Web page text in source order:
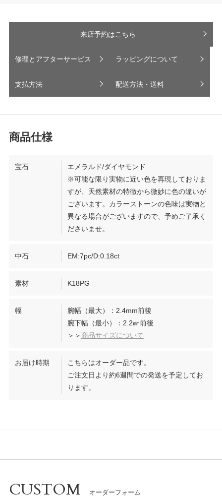
来店予約はこちら
修理とアフターサービス ラッピングについて
支払方法 配送方法・送料
宝石
エメラルド/ダイヤモンド
※可能な限り実物に近い色を再現しておりま
すが、天然素材の特徴から微妙に色の違いが
ございます。カラーストーンの色味は実物と
異なる場合がございますので、予めご了承く
ださいませ。
中石 EM:7pc/D:0.18ct
素材 K18PG
幅
腕幅（最大）：2.4mm前後
腕下幅（最小）：2.2㎜前後
＞＞商品サイズについて
お届け時期
こちらはオーダー品です。
ご注文日より約6週間での発送を予定してお
ります。
CUSTOM